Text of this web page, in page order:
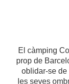
El càmping
prop de
oblidar-se de
les seves